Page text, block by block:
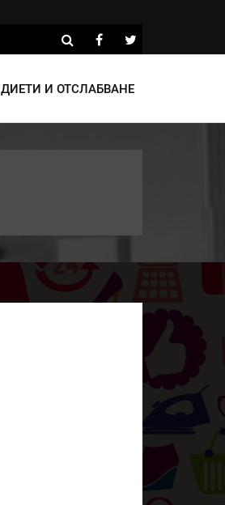
ДИЕТИ И ОТСЛАБВАНЕ